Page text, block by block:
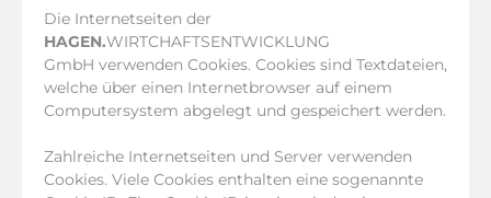
Die Internetseiten der
HAGEN.WIRTCHAFTSENTWICKLUNG
GmbH verwenden Cookies. Cookies sind Textdateien,
welche über einen Internetbrowser auf einem
Computersystem abgelegt und gespeichert werden.
Zahlreiche Internetseiten und Server verwenden
Cookies. Viele Cookies enthalten eine sogenannte